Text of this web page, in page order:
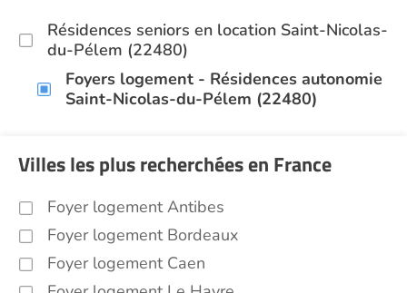
Résidences seniors en location Saint-Nicolas-
du-Pélem (22480)
Foyers logement - Résidences autonomie
Saint-Nicolas-du-Pélem (22480)
Villes les plus recherchées en France
Foyer logement Antibes
Foyer logement Bordeaux
Foyer logement Caen